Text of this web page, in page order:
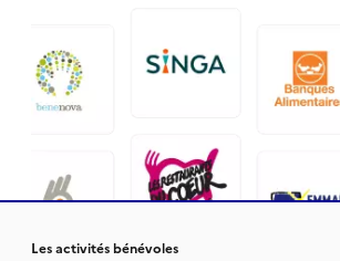
Les activités bénévoles